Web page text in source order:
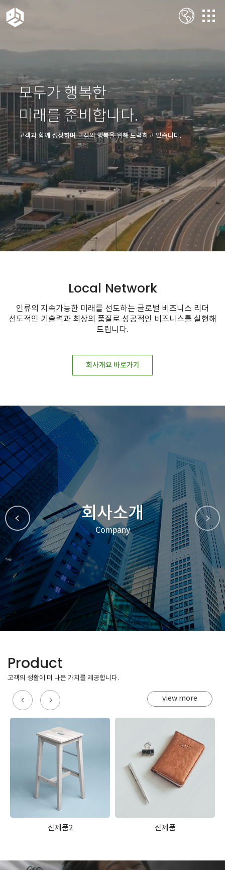
모두가 행복한
미래를 준비합니다.
고객과 함께 성장하며 고객의 행복을 위해 노력하고 있습니다.
Local Network
인류의 지속가능한 미래를 선도하는 글로벌 비즈니스 리더
선도적인 기술력과 최상의 품질로 성공적인 비즈니스를 실현해
드립니다.
회사개요 바로가기
회사소개
Company
Product
고객의 생활에 더 나은 가치를 제공합니다.
view more
신제품2 신제품